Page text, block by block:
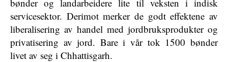
bønder og landarbeidere lite til veksten i indisk
servicesektor. Derimot merker de godt effektene av
liberalisering av handel med jordbruksprodukter og
privatisering av jord. Bare i vår tok 1500 bønder
livet av seg i Chhattisgarh.